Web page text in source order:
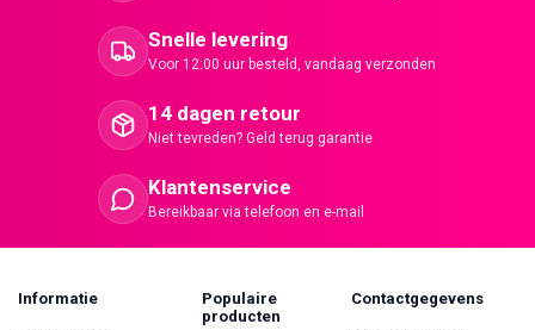
Snelle levering
Voor 12:00 uur besteld, vandaag verzonden
14 dagen retour
Niet tevreden? Geld terug garantie
Klantenservice
Bereikbaar via telefoon en e-mail
Informatie
Populaire
producten
Contactgegevens